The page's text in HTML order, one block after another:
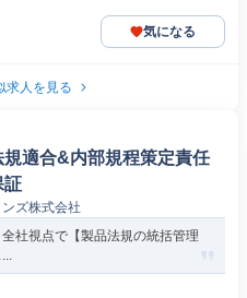
気になる
求人を見る
規適合&内部規程策定責任
証
ズ株式会社
社視点で【製品法規の統括管理